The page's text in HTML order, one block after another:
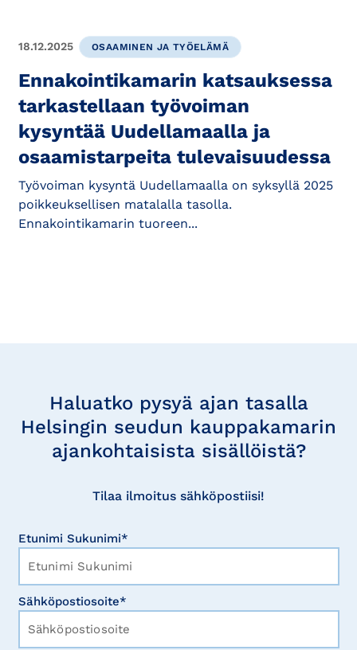
18.12.2025 OSAAMINEN JA TYÖELÄMÄ
Ennakointikamarin katsauksessa
tarkastellaan työvoiman
kysyntää Uudellamaalla ja
osaamistarpeita tulevaisuudessa
Työvoiman kysyntä Uudellamaalla on syksyllä 2025
poikkeuksellisen matalalla tasolla.
Ennakointikamarin tuoreen...
Haluatko pysyä ajan tasalla
Helsingin seudun kauppakamarin
ajankohtaisista sisällöistä?
Tilaa ilmoitus sähköpostiisi!
Etunimi Sukunimi*
Sähköpostiosoite*